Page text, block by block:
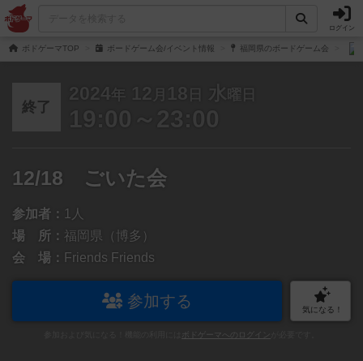
ログイン
ボドゲーマTOP ボードゲーム会/イベント情報 福岡県のボードゲーム会
終了
2024年 12 月 18 日 水 曜日
19:00～23:00
12/18 ごいた会
参加者： 1人
場 所： 福岡県（博多）
会 場： Friends Friends
参加する 気になる！
ボドゲーマへのログイン